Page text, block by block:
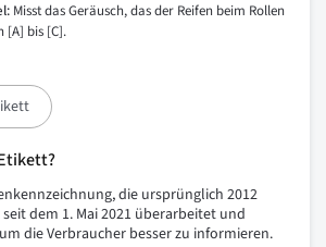
Misst das Geräusch, das der Reifen beim Rollen
[A] bis [C].
die ursprünglich 2012
dem 1. Mai 2021 überarbeitet und
die Verbraucher besser zu informieren.